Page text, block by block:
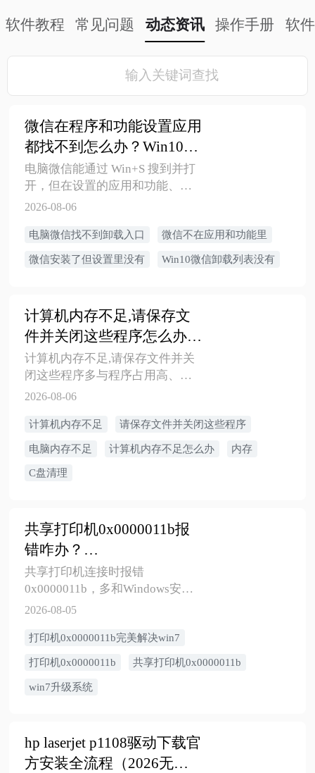
软件教程 常见问题 动态资讯 操作手册 软
输入关键词查找
微信在程序和功能设置应用
都找不到怎么办？Win10微
信卸载指南
电脑微信能通过 Win+S 搜到并打
开，但在设置的应用和功能、控
制面板程序和功能里找不到微
菜单快捷方式残留、便携版/单文
件运行或安装记录损坏。本文讲
2026-08-06
​电脑微信找不到卸载入口 微信不在应用和功能里
微信安装了但设置里没有 Win10微信卸载列表没有
计算机内存不足,请保存文
件并关闭这些程序怎么办？
7种方法解决
计算机内存不足,请保存文件并关
闭这些程序多与程序占用高、虚
拟内存不足、C盘空间紧张有关。
务管理器排查、清理C盘和工具辅
助清理的顺序整理解决方法。
2026-08-06
计算机内存不足 请保存文件并关闭这些程序
电脑内存不足 计算机内存不足怎么办 内存
C盘清理
共享打印机0x0000011b报
错咋办？
Win7/Win10/Win11解决步
骤
共享打印机连接时报错
0x0000011b，多和Windows安全
更新、共享打印配置、RPC认证级
Win7/Win10/Win11场景讲清官方
优先排查、手动添加、本地端
险。
2026-08-05
打印机0x0000011b完美解决win7
打印机0x0000011b 共享打印机0x0000011b
win7升级系统
hp laserjet p1108驱动下载官
方安装全流程（2026无广